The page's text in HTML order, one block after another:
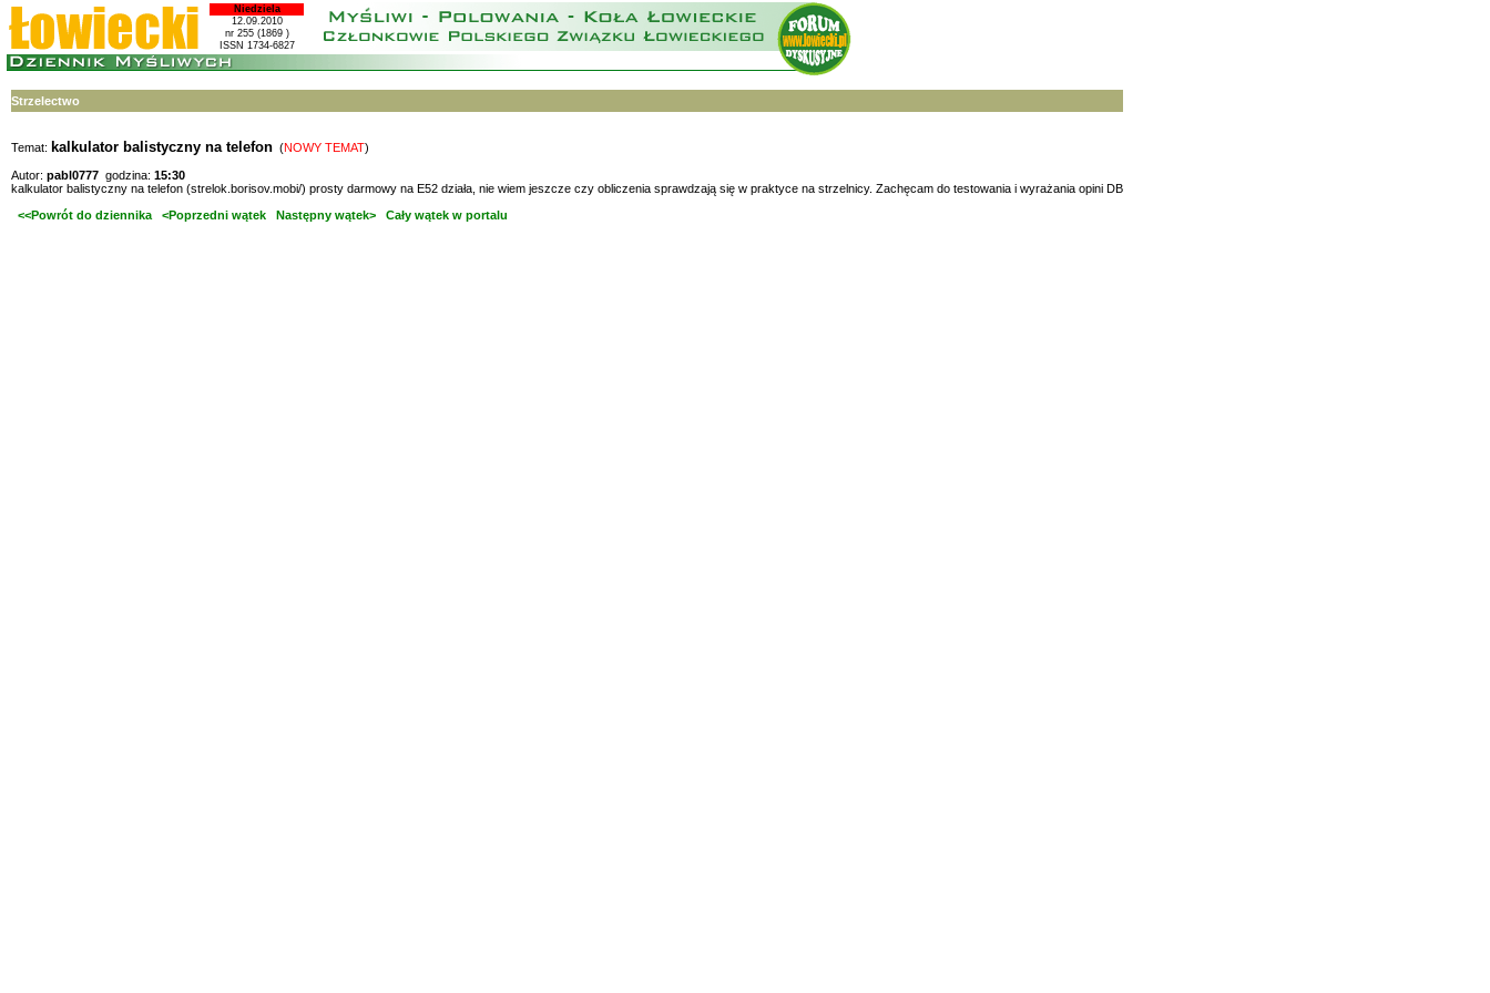
Niedziela
12.09.2010
nr 255 (1869 )
ISSN 1734-6827
Strzelectwo
Temat: kalkulator balistyczny na telefon (NOWY TEMAT)
Autor: pabl0777 godzina: 15:30
kalkulator balistyczny na telefon (strelok.borisov.mobi/) prosty darmowy na E52 działa, nie wiem jeszcze czy obliczenia sprawdzają się w praktyce na strzelnicy. Zachęcam do testowania i wyrażania opini DB
<<Powrót do dziennika
<Poprzedni wątek Następny wątek> Cały wątek w portalu